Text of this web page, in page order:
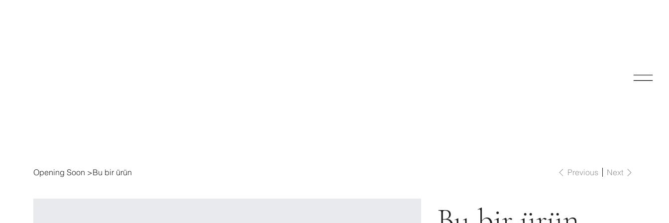
Opening Soon >Bu bir ürün Previous Next